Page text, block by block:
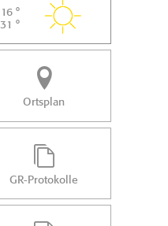
16 °
31 °
Ortsplan
GR-Protokolle